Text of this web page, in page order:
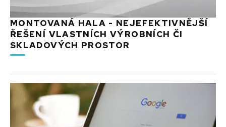
MONTOVANÁ HALA - NEJEFEKTIVNĚJŠÍ
ŘEŠENÍ VLASTNÍCH VÝROBNÍCH ČI
SKLADOVÝCH PROSTOR